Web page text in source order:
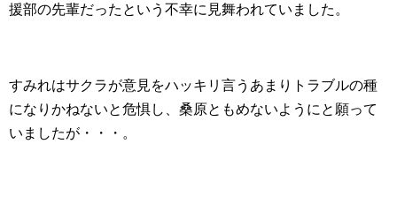
援部の先輩だったという不幸に見舞われていました。
すみれはサクラが意見をハッキリ言うあまりトラブルの種
になりかねないと危惧し、桑原ともめないようにと願って
いましたが・・・。